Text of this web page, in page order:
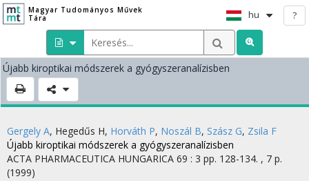
Magyar Tudományos Művek
Tára
hu ?
Újabb kiroptikai módszerek a gyógyszeranalízisben
Gergely A, Hegedűs H, Horváth P, Noszál B, Szász G, Zsila F
Újabb kiroptikai módszerek a gyógyszeranalízisben
ACTA PHARMACEUTICA HUNGARICA 69 : 3 pp. 128-134. , 7 p.
(1999)